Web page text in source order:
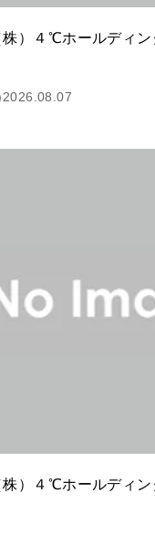
）４℃ホールディン
2026.08.07
）４℃ホールディン